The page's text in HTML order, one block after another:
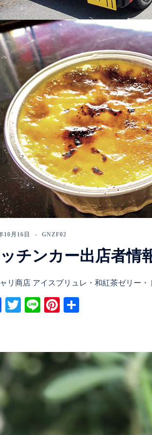
10月16日 GNZF02
チンカー出店者情
リ商店 アイスブリュレ・和紅茶ゼリー
Facebook
TwitterLinePinterest